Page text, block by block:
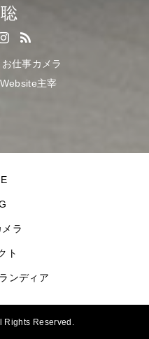
仕事カメラ
主宰
ラ
ト
ンディア
Reserved.